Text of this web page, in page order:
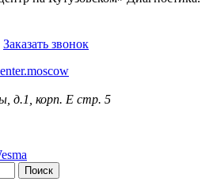
Заказать звонок
д.1, корп. E стр. 5